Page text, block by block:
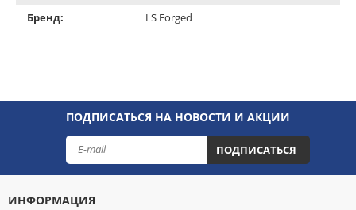
Бренд:
LS Forged
ПОДПИСАТЬСЯ НА НОВОСТИ И АКЦИИ
ПОДПИСАТЬСЯ
ИНФОРМАЦИЯ